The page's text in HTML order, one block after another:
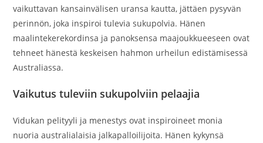
vaikuttavan kansainvälisen uransa kautta, jättäen pysyvän
perinnön, joka inspiroi tulevia sukupolvia. Hänen
maalintekerekordinsa ja panoksensa maajoukkueeseen ovat
tehneet hänestä keskeisen hahmon urheilun edistämisessä
Australiassa.
Vaikutus tuleviin sukupolviin pelaajia
Vidukan pelityyli ja menestys ovat inspiroineet monia
nuoria australialaisia jalkapalloilijoita. Hänen kykynsä